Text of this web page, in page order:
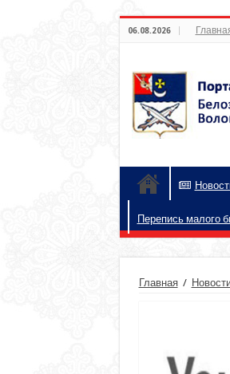
06.08.2026
Перепись малого
Главная /